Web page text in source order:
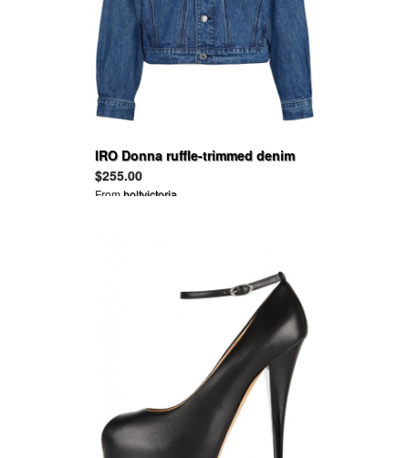
IRO Donna ruffle-trimmed denim
jacket
$255.00
Fromholtvictoria